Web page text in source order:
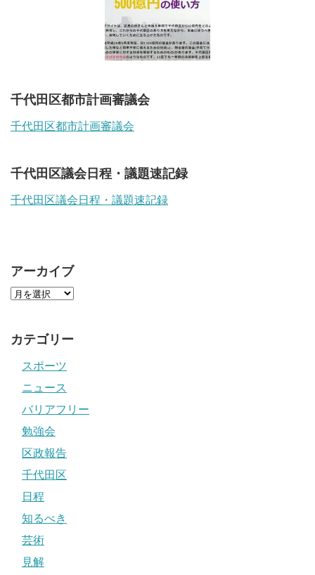
千代田区都市計画審議会
千代田区都市計画審議会
千代田区議会日程・議題速記録
千代田区議会日程・議題速記録
アーカイブ
カテゴリー
スポーツ
ニュース
バリアフリー
勉強会
区政報告
千代田区
日程
知るべき
芸術
見解